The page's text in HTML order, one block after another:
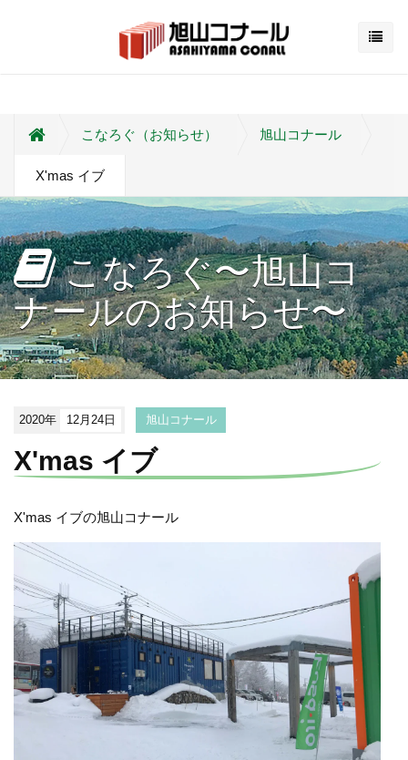
こなろぐ（お知らせ） 旭山コナール
X'mas イブ
こなろぐ〜旭山コ
ナールのお知らせ〜
2020年 12月24日 旭山コナール
X'mas イブ
X'mas イブの旭山コナール